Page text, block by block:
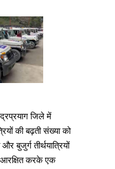
जिले में
की बढ़ती संख्या को
बुजुर्ग तीर्थयात्रियों
आरक्षित करके एक